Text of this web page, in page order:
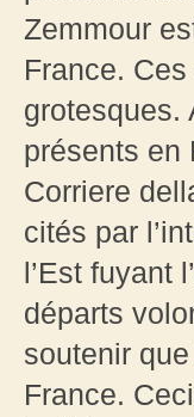
Zemmour
France.
grotesques.
présents en
Corriere
cités par
l’Est fuyant
départs
soutenir
France.